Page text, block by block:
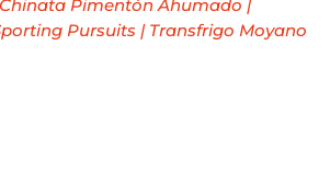
Pimentón Ahumado |
Pursuits | Transfrigo Moyano